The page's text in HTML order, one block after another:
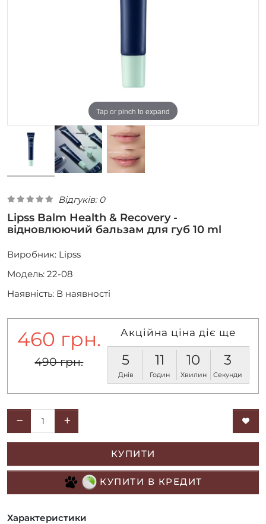
Tap or pinch to expand
Відгуків: 0
Lipss Balm Health & Recovery -
відновлюючий бальзам для губ 10 ml
Виробник: Lipss
Модель: 22-08
Наявність: В наявності
460 грн.
490 грн.
Акційна ціна діє ще
5
Днів
11
Годин
10
Хвилин
3
Секунди
КУПИТИ
КУПИТИ В КРЕДИТ
Характеристики